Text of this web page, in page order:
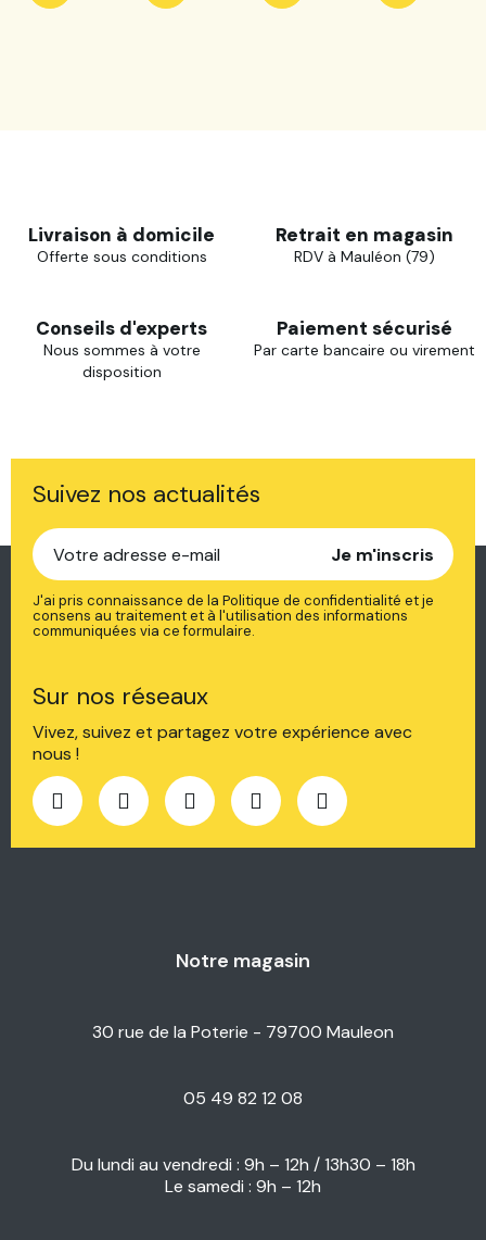
Livraison à domicile
Offerte sous conditions
Retrait en magasin
RDV à Mauléon (79)
Conseils d'experts
Nous sommes à votre
disposition
Paiement sécurisé
Par carte bancaire ou virement
Suivez nos actualités
Je m'inscris
J'ai pris connaissance de la Politique de confidentialité et je
consens au traitement et à l'utilisation des informations
communiquées via ce formulaire.
Sur nos réseaux
Vivez, suivez et partagez votre expérience avec
nous !
Notre magasin
30 rue de la Poterie - 79700 Mauleon
05 49 82 12 08
Du lundi au vendredi : 9h – 12h / 13h30 – 18h
Le samedi : 9h – 12h